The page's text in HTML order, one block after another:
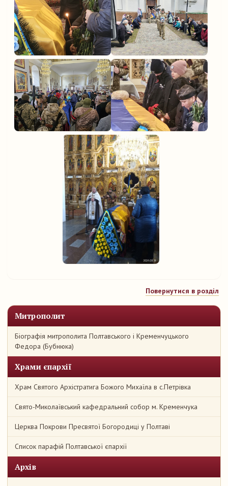
Митрополит
Біографія митрополита Полтавського і Кременчуцького
Федора (Бубнюка)
Храми єпархії
Храм Святого Архістратига Божого Михаїла в с.Петрівка
Свято-Миколаївський кафедральний собор м. Кременчука
Церква Покрови Пресвятої Богородиці у Полтаві
Список парафій Полтавської єпархії
Архів
Повернутися в розділ